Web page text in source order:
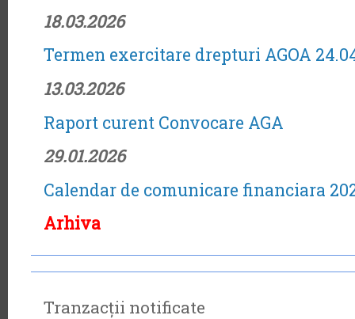
18.03.2026
Termen exercitare drepturi AGOA
13.03.2026
Raport curent Convocare AGA
29.01.2026
Calendar de comunicare financiara
Arhiva
Tranzacții notificate